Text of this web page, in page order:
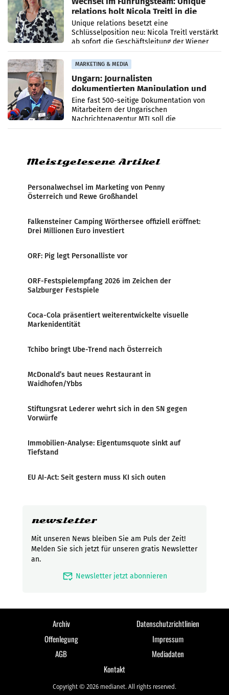
relations holt Nicola Treitl in die
Geschäftsleitung
Unique relations besetzt eine
Schlüsselposition neu: Nicola Treitl verstärkt
ab sofort die Geschäftsleitung der Wiener
PR-Agentur an der Seite von Josef Kalina und
Anna Kalina-Mahr.
MARKETING & MEDIA
Ungarn: Journalisten
dokumentierten Manipulation und
Zensur
Eine fast 500-seitige Dokumentation von
Mitarbeitern der Ungarischen
Nachrichtenagentur MTI soll die
systematische Nachrichten-Manipulation und
Meistgelesene Artikel
Personalwechsel im Marketing von Penny
Österreich und Rewe Großhandel
Falkensteiner Camping Wörthersee offiziell eröffnet:
Drei Millionen Euro investiert
ORF: Pig legt Personalliste vor
ORF-Festspielempfang 2026 im Zeichen der
Salzburger Festspiele
Coca-Cola präsentiert weiterentwickelte visuelle
Markenidentität
Tchibo bringt Ube-Trend nach Österreich
McDonald’s baut neues Restaurant in
Waidhofen/Ybbs
Stiftungsrat Lederer wehrt sich in den SN gegen
Vorwürfe
Immobilien-Analyse: Eigentumsquote sinkt auf
Tiefstand
EU AI-Act: Seit gestern muss KI sich outen
newsletter
Mit unseren News bleiben Sie am Puls der Zeit!
Melden Sie sich jetzt für unseren gratis Newsletter
an.
mark_email_read Newsletter jetzt abonnieren
Archiv
Datenschutzrichtlinien
Offenlegung
Impressum
AGB
Mediadaten
Kontakt
Copyright © 2026 medianet. All rights reserved.